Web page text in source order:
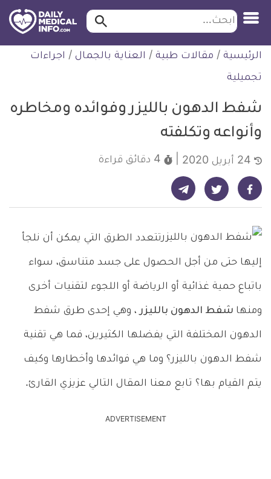
التخطي
للمحتوى
طبية
ابحث ابحث…
الرئيسية / مقالات طبية / العناية بالجمال / اجراءات
تجميلية
شفط الدهون بالليزر وفوائده ومخاطره
وأنواعه وتكلفته
4 دقائق قراءة
شارك على فيسبوك - ديلي ميديكال انفو شارك على تويتر - ديلي ميديكال انفو شارك على تيليجرام - ديلي ميديكال انفو
تتعدد الطرق التي يمكن أن نلجأ
إليها حتى من أجل الحصول على جسد متناسق، سواء
باتباع حمية غذائية أو الرياضة أو اللجوء لتقنيات أخرى
ومنها شفط الدهون بالليزر، وهي إحدى طرق شفط
الدهون المختلفة التي يفضلها الكثيرين، فما هي تقنية
شفط الدهون بالليزر؟ وما هي فوائدها وأخطارها وكيف
يتم القيام بها؟ تابع معنا المقال التالي عزيزي القارئ.
ADVERTISEMENT